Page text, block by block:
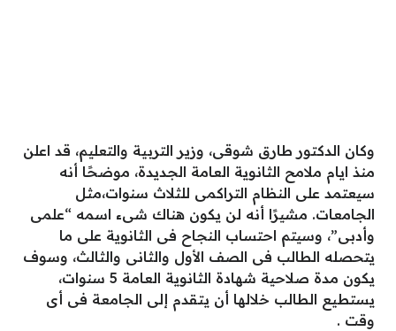
وكان الدكتور طارق شوقى، وزير التربية والتعليم، قد اعلن
منذ ايام ملامح الثانوية العامة الجديدة، موضحًا أنه
سيعتمد على النظام التراكمى للثلاث سنوات،مثل
الجامعات. مشيرًا أنه لن يكون هناك شىء اسمه “علمى
وأدبى”، وسيتم احتساب النجاح فى الثانوية على ما
يتحصله الطالب فى الصف الأول والثانى والثالث، وسوف
يكون مدة صلاحية شهادة الثانوية العامة 5 سنوات،
يستطيع الطالب خلالها أن يتقدم إلى الجامعة فى أى
وقت .